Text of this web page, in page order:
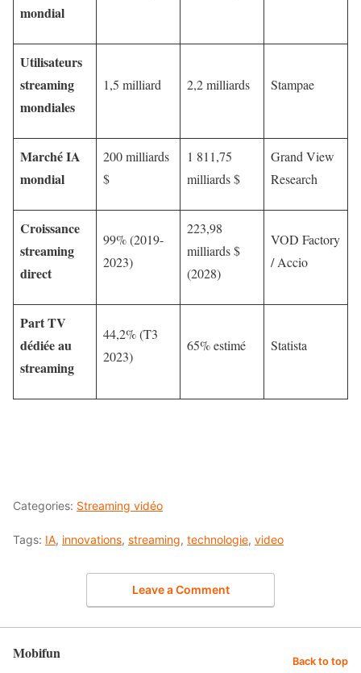
mondial
Utilisateurs
streaming
mondiales
1,5 milliard 2,2 milliards Stampae
Marché IA
mondial
200 milliards
$
1 811,75
milliards $
Grand View
Research
Croissance
streaming
direct
99% (2019-
2023)
223,98
milliards $
(2028)
VOD Factory
/ Accio
Part TV
dédiée au
streaming
44,2% (T3
2023)
65% estimé Statista
Categories: Streaming vidéo
Tags: IA, innovations, streaming, technologie, video
Leave a Comment
Mobifun Back to top